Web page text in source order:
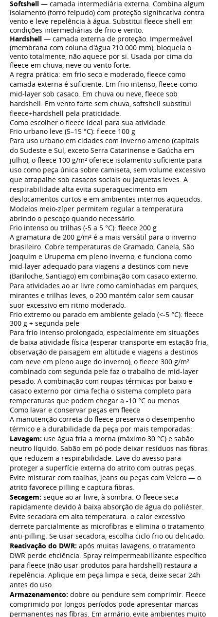
Softshell — camada intermediária externa. Combina algum
isolamento (forro felpudo) com proteção significativa contra
vento e leve repelência à água. Substitui fleece shell em
condições intermediárias de frio e vento.
Hardshell — camada externa de proteção. Impermeável
(membrana com coluna d'água ?10.000 mm), bloqueia o
vento totalmente, não aquece por si. Usada por cima do
fleece em chuva, neve ou vento forte.
A regra prática: em frio seco e moderado, fleece como
camada externa é suficiente. Em frio intenso, fleece como
mid-layer sob casaco. Em chuva ou neve, fleece sob
hardshell. Em vento forte sem chuva, softshell substitui
fleece+hardshell pela praticidade.
Como escolher o fleece ideal para sua atividade
Frio urbano leve (5–15 °C): fleece 100 g
Para uso urbano em cidades com inverno ameno (capitais
do Sudeste e Sul, exceto Serra Catarinense e Gaúcha em
julho), o fleece 100 g/m² oferece isolamento suficiente para
uso como peça única sobre camiseta, sem volume excessivo
que atrapalhe sob casacos sociais ou jaquetas leves. A
respirabilidade alta evita superaquecimento em
deslocamentos curtos e em ambientes internos aquecidos.
Modelos meio-zíper permitem regular a temperatura
abrindo o pescoço quando necessário.
Frio intenso ou trilhas (-5 a 5 °C): fleece 200 g
A gramatura de 200 g/m² é a mais versátil para o inverno
brasileiro. Cobre temperaturas de Gramado, Canela, São
Joaquim e Urupema em pleno inverno, e funciona como
mid-layer adequado para viagens a destinos com neve
(Bariloche, Santiago) em combinação com casaco externo.
Para atividades ao ar livre como caminhadas em parques,
mirantes e trilhas leves, o 200 mantém calor sem causar
suor excessivo em ritmo moderado.
Frio extremo ou parado em ambiente gelado (<-5 °C): fleece
300 g + segunda pele
Para frio intenso prolongado, especialmente em situações
de baixa atividade física (esperar transporte em estação fria,
observação de paisagem em altitude e viagens a destinos
com neve em pleno auge do inverno), o fleece 300 g/m²
combinado com segunda pele faz o trabalho de mid-layer
pesado. A combinação com roupas térmicas por baixo e
casaco externo por cima fecha o sistema completo para
temperaturas que podem chegar a -10 °C ou menos.
Como lavar e conservar peças em fleece
A manutenção correta do fleece preserva o desempenho
térmico e a durabilidade da peça por mais temporadas:
Lavagem: use água fria a morna (máximo 30 °C) e sabão
neutro líquido. Sabão em pó pode deixar resíduos nas fibras
que reduzem a respirabilidade. Lave do avesso para
proteger a superfície externa do atrito com outras peças.
Evite misturar com toalhas, jeans ou peças com Velcro — o
atrito favorece pilling e captura fibras.
Secagem: seque ao ar livre, à sombra. O fleece seca
rapidamente devido à baixa absorção de água do poliéster.
Evite secadora em alta temperatura: o calor excessivo
derrete parcialmente as microfibras e elimina o tratamento
anti-pilling. Se usar secadora, escolha ciclo frio ou delicado.
Reativação do DWR: após muitas lavagens, o tratamento
DWR perde eficiência. Spray reimpermeabilizante específico
para fleece (não usar produtos para hardshell) restaura a
repelência. Aplique em peça limpa e seca, deixe secar 24h
antes do uso.
Armazenamento: dobre ou pendure sem comprimir. Fleece
comprimido por longos períodos pode apresentar marcas
permanentes nas fibras. Em armário, evite ambientes muito